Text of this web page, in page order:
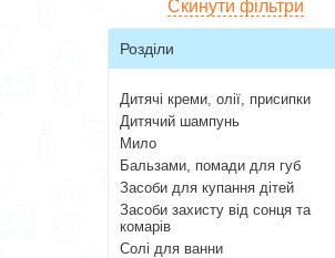
Скинути фільтри
Розділи
Дитячі креми, олії, присипки
Дитячий шампунь
Мило
Бальзами, помади для губ
Засоби для купання дітей
Засоби захисту від сонця та
комарів
Солі для ванни